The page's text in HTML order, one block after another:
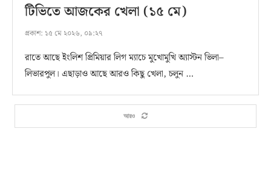
টিভিতে আজকের খেলা (১৫ মে)
প্রকাশ: ১৫ মে ২০২৬, ০৯:২৭
রাতে আছে ইংলিশ প্রিমিয়ার লিগ ম্যাচে মুখোমুখি অ্যাস্টন ভিলা–
লিভারপুল। এছাড়াও আছে আরও কিছু খেলা, চলুন …
আরও